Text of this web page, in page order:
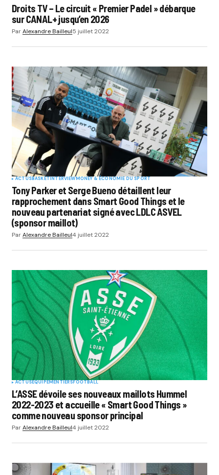
Droits TV – Le circuit « Premier Padel » débarque
sur CANAL+ jusqu’en 2026
ParAlexandre Bailleul5 juillet 2022
ACTUSBASKETINTERVIEWMONEY & ÉCONOMIE DU SPORT
Tony Parker et Serge Bueno détaillent leur
rapprochement dans Smart Good Things et le
nouveau partenariat signé avec LDLC ASVEL
(sponsor maillot)
ParAlexandre Bailleul4 juillet 2022
ACTUSEQUIPEMENTIERSFOOTBALL
L’ASSE dévoile ses nouveaux maillots Hummel
2022-2023 et accueille « Smart Good Things »
comme nouveau sponsor principal
ParAlexandre Bailleul4 juillet 2022